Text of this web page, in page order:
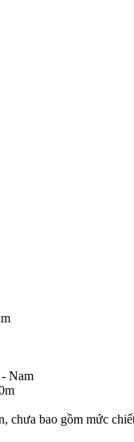
Nam
chưa bao gồm mức